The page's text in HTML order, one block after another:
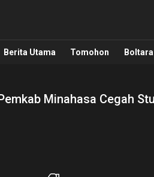
Utara, Kawanua, Politik,
Berita Utama Tomohon Boltara
Minahasa Cegah